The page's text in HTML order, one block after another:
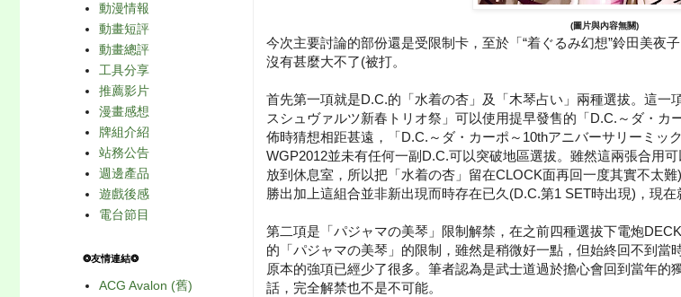
(圖片與內容無關)
今次主要討論的部份還是受限制卡，至於「“着ぐるみ幻想”鈴田美夜
沒有甚麼大不了(被打。
首先第一項就是D.C.的「水着の杏」及「木琴占い」兩種選拔。這一
スシュヴァルツ新春トリオ祭」可以使用提早發售的「D.C.～ダ・カ
佈時猜想相距甚遠，「D.C.～ダ・カーポ～10thアニバーサリーミッ
WGP2012並未有任何一副D.C.可以突破地區選拔。雖然這兩張合用
放到休息室，所以把「水着の杏」留在CLOCK面再回一度其實不太
勝出加上這組合並非新出現而時存在已久(D.C.第1 SET時出現)，現在
第二項是「パジャマの美琴」限制解禁，在之前四種選拔下電炮
的「パジャマの美琴」的限制，雖然是稍微好一點，但始終回不到當
原本的強項已經少了很多。筆者認為是武士道過於擔心會回到當年的
話，完全解禁也不是不可能。
動漫情報
動畫短評
動畫總評
工具分享
推薦影片
漫畫感想
牌組介紹
站務公告
週邊產品
遊戲後感
電台節目
❂友情連結❂
ACG Avalon (舊)